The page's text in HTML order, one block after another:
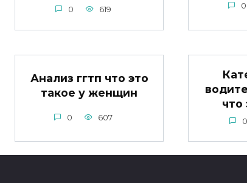
0 619 0
Анализ ггтп что это
такое у женщин
0 607
что
0